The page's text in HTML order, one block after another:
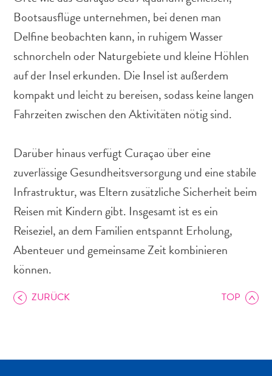
trinken
Kunst
Kultur
Mietwagen
Museen
Nachtleben
Natur
Sehenswürdigkeiten
und
Wahrzeichen
Spa
Wellness
Sport
und
Bootsausflüge unternehmen, bei denen man
Delfine beobachten kann, in ruhigem Wasser
schnorcheln oder Naturgebiete und kleine Höhlen
auf der Insel erkunden. Die Insel ist außerdem
kompakt und leicht zu bereisen, sodass keine langen
Fahrzeiten zwischen den Aktivitäten nötig sind.
Darüber hinaus verfügt Curaçao über eine
zuverlässige Gesundheitsversorgung und eine stabile
Infrastruktur, was Eltern zusätzliche Sicherheit beim
Reisen mit Kindern gibt. Insgesamt ist es ein
Reiseziel, an dem Familien entspannt Erholung,
Abenteuer und gemeinsame Zeit kombinieren
können.
TOP
ZURÜCK